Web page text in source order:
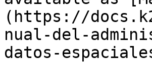
(https://
nual-del-
datos-